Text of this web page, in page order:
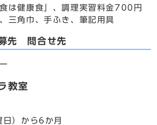
は健康食」、調理実習料金700円
三角巾、手ふき、筆記用具
先 問合せ先
教室
）から6か月